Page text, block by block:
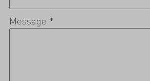
Message *